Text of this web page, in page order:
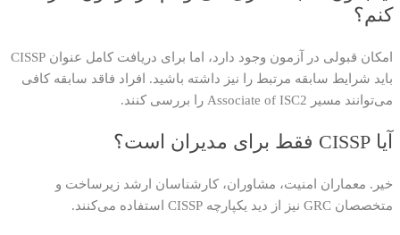
کنم؟
امکان قبولی در آزمون وجود دارد، اما برای دریافت کامل عنوان CISSP
باید شرایط سابقه مرتبط را نیز داشته باشید. افراد فاقد سابقه کافی
می‌توانند مسیر Associate of ISC2 را بررسی کنند.
آیا CISSP فقط برای مدیران است؟
خیر. معماران امنیت، مشاوران، کارشناسان ارشد زیرساخت و
متخصصان GRC نیز از دید یکپارچه CISSP استفاده می‌کنند.